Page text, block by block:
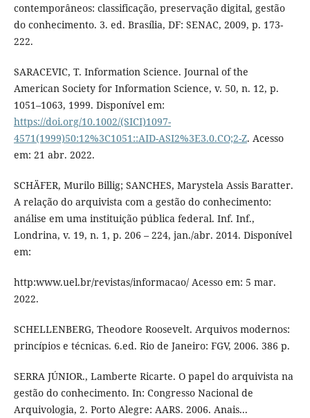
contemporâneos: classificação, preservação digital, gestão
do conhecimento. 3. ed. Brasília, DF: SENAC, 2009, p. 173-
222.
SARACEVIC, T. Information Science. Journal of the
American Society for Information Science, v. 50, n. 12, p.
1051–1063, 1999. Disponível em:
https://doi.org/10.1002/(SICI)1097-
4571(1999)50:12%3C1051::AID-ASI2%3E3.0.CO;2-Z. Acesso
em: 21 abr. 2022.
SCHÄFER, Murilo Billig; SANCHES, Marystela Assis Baratter.
A relação do arquivista com a gestão do conhecimento:
análise em uma instituição pública federal. Inf. Inf.,
Londrina, v. 19, n. 1, p. 206 – 224, jan./abr. 2014. Disponível
em:
http:www.uel.br/revistas/informacao/ Acesso em: 5 mar.
2022.
SCHELLENBERG, Theodore Roosevelt. Arquivos modernos:
princípios e técnicas. 6.ed. Rio de Janeiro: FGV, 2006. 386 p.
SERRA JÚNIOR., Lamberte Ricarte. O papel do arquivista na
gestão do conhecimento. In: Congresso Nacional de
Arquivologia, 2. Porto Alegre: AARS. 2006. Anais...